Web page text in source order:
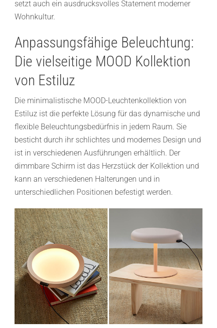
setzt auch ein ausdrucksvolles Statement moderner
Wohnkultur.
Anpassungsfähige Beleuchtung:
Die vielseitige MOOD Kollektion
von Estiluz
Die minimalistische MOOD-Leuchtenkollektion von
Estiluz ist die perfekte Lösung für das dynamische und
flexible Beleuchtungsbedürfnis in jedem Raum. Sie
besticht durch ihr schlichtes und modernes Design und
ist in verschiedenen Ausführungen erhältlich. Der
dimmbare Schirm ist das Herzstück der Kollektion und
kann an verschiedenen Halterungen und in
unterschiedlichen Positionen befestigt werden.